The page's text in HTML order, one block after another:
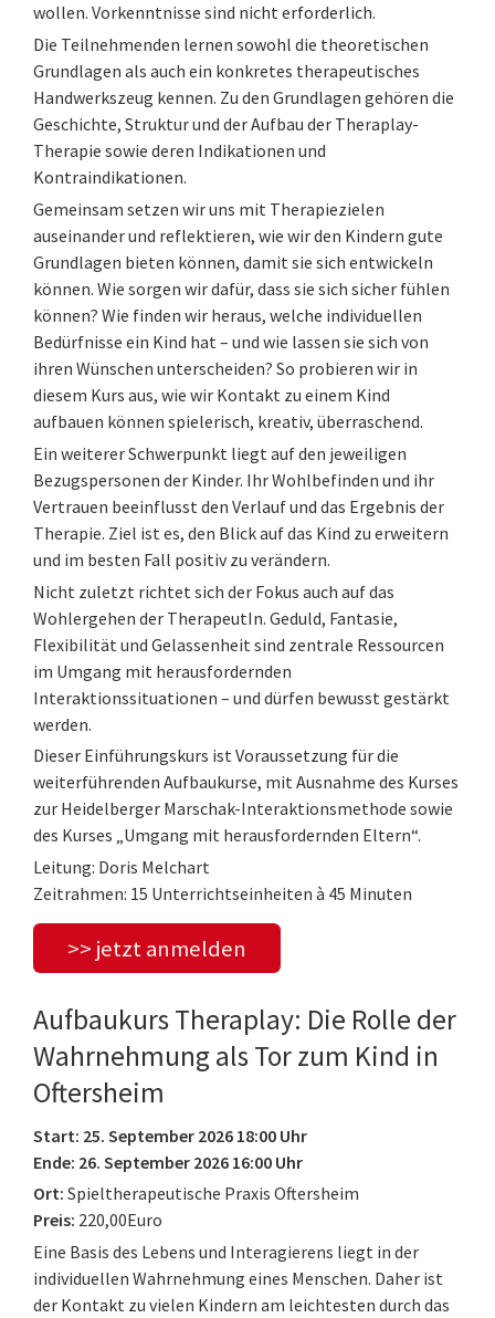
wollen. Vorkenntnisse sind nicht erforderlich.
Die Teilnehmenden lernen sowohl die theoretischen
Grundlagen als auch ein konkretes therapeutisches
Handwerkszeug kennen. Zu den Grundlagen gehören die
Geschichte, Struktur und der Aufbau der Theraplay-
Therapie sowie deren Indikationen und
Kontraindikationen.
Gemeinsam setzen wir uns mit Therapiezielen
auseinander und reflektieren, wie wir den Kindern gute
Grundlagen bieten können, damit sie sich entwickeln
können. Wie sorgen wir dafür, dass sie sich sicher fühlen
können? Wie finden wir heraus, welche individuellen
Bedürfnisse ein Kind hat – und wie lassen sie sich von
ihren Wünschen unterscheiden? So probieren wir in
diesem Kurs aus, wie wir Kontakt zu einem Kind
aufbauen können spielerisch, kreativ, überraschend.
Ein weiterer Schwerpunkt liegt auf den jeweiligen
Bezugspersonen der Kinder. Ihr Wohlbefinden und ihr
Vertrauen beeinflusst den Verlauf und das Ergebnis der
Therapie. Ziel ist es, den Blick auf das Kind zu erweitern
und im besten Fall positiv zu verändern.
Nicht zuletzt richtet sich der Fokus auch auf das
Wohlergehen der TherapeutIn. Geduld, Fantasie,
Flexibilität und Gelassenheit sind zentrale Ressourcen
im Umgang mit herausfordernden
Interaktionssituationen – und dürfen bewusst gestärkt
werden.
Dieser Einführungskurs ist Voraussetzung für die
weiterführenden Aufbaukurse, mit Ausnahme des Kurses
zur Heidelberger Marschak-Interaktionsmethode sowie
des Kurses „Umgang mit herausfordernden Eltern“.
Leitung: Doris Melchart
Zeitrahmen: 15 Unterrichtseinheiten à 45 Minuten
>> jetzt anmelden
Aufbaukurs Theraplay: Die Rolle der
Wahrnehmung als Tor zum Kind in
Oftersheim
Start: 25. September 2026 18:00 Uhr
Ende: 26. September 2026 16:00 Uhr
Ort: Spieltherapeutische Praxis Oftersheim
Preis: 220,00Euro
Eine Basis des Lebens und Interagierens liegt in der
individuellen Wahrnehmung eines Menschen. Daher ist
der Kontakt zu vielen Kindern am leichtesten durch das